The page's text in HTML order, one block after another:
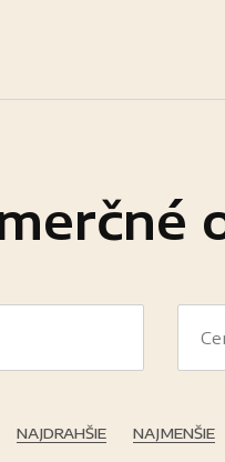
NAJDRAHŠIE NAJMENŠIE